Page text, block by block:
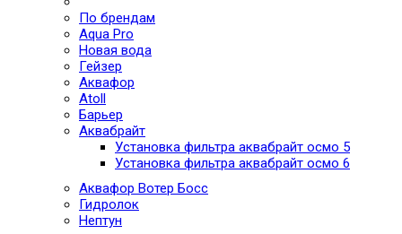
По брендам
Aqua Pro
Новая вода
Гейзер
Аквафор
Atoll
Барьер
Аквабрайт
Установка фильтра аквабрайт осмо 5
Установка фильтра аквабрайт осмо 6
Аквафор Вотер Босс
Гидролок
Нептун